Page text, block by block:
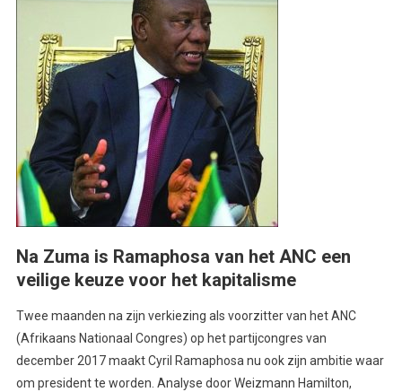
Na Zuma is Ramaphosa van het ANC een
veilige keuze voor het kapitalisme
Twee maanden na zijn verkiezing als voorzitter van het ANC
(Afrikaans Nationaal Congres) op het partijcongres van
december 2017 maakt Cyril Ramaphosa nu ook zijn ambitie waar
om president te worden. Analyse door Weizmann Hamilton,